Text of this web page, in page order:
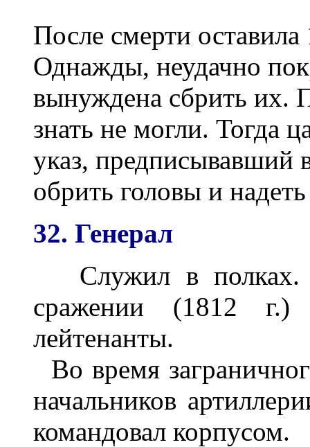
После смерти
Однажды, неудачно
вынуждена сбрить их.
знать не могли. Тогда
указ,
обрить головы и
32. Генерал
Служил в полках.
сражении (1812
лейтенанты.
Во время
начальников
командовал корпусом.